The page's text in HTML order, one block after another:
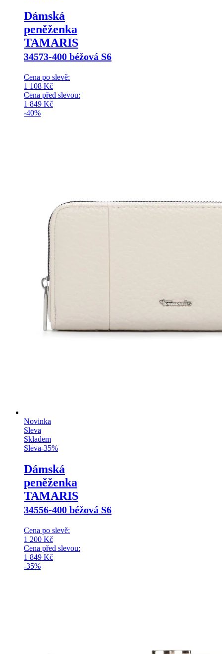
Dámská
peněženka
TAMARIS
34573-400 béžová S6
Cena po slevě:
1 108 Kč
Cena před slevou:
1 849 Kč
-40%
Novinka
Sleva
Skladem
Sleva-35%
Dámská
peněženka
TAMARIS
34556-400 béžová S6
Cena po slevě:
1 200 Kč
Cena před slevou:
1 849 Kč
-35%